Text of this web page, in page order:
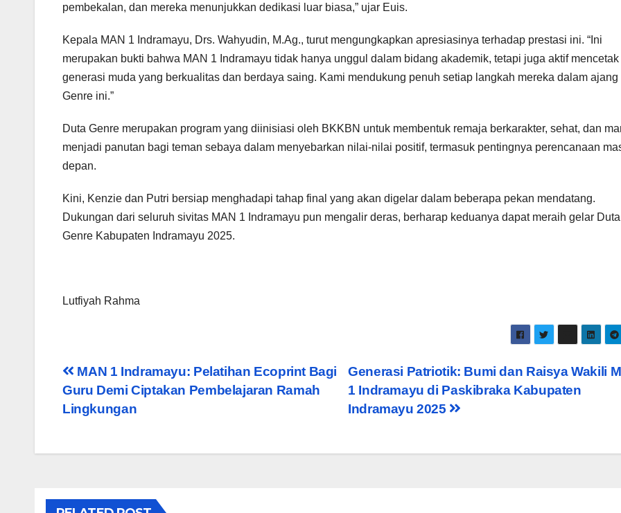
pembekalan, dan mereka menunjukkan dedikasi luar biasa,” ujar Euis.
Kepala MAN 1 Indramayu, Drs. Wahyudin, M.Ag., turut mengungkapkan apresiasinya terhadap prestasi ini. “Ini
merupakan bukti bahwa MAN 1 Indramayu tidak hanya unggul dalam bidang akademik, tetapi juga aktif mencetak
generasi muda yang berkualitas dan berdaya saing. Kami mendukung penuh setiap langkah mereka dalam ajang
Genre ini.”
Duta Genre merupakan program yang diinisiasi oleh BKKBN untuk membentuk remaja berkarakter, sehat, dan
menjadi panutan bagi teman sebaya dalam menyebarkan nilai-nilai positif, termasuk pentingnya perencanaan
depan.
Kini, Kenzie dan Putri bersiap menghadapi tahap final yang akan digelar dalam beberapa pekan mendatang.
Dukungan dari seluruh sivitas MAN 1 Indramayu pun mengalir deras, berharap keduanya dapat meraih gelar Duta
Genre Kabupaten Indramayu 2025.
Lutfiyah Rahma
Post
navigation
Generasi Patriotik: Bumi dan Raisya Wakili
1 Indramayu di Paskibraka Kabupaten
Indramayu 2025
MAN 1 Indramayu: Pelatihan Ecoprint Bagi
Guru Demi Ciptakan Pembelajaran Ramah
Lingkungan